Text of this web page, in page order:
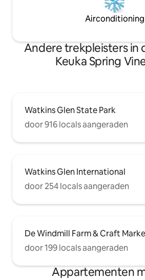
Airconditioning
Andere trekpleisters in
Keuka Spring
Watkins Glen State Park
door 916 locals aangeraden
Watkins Glen International
door 254 locals aangeraden
De Windmill Farm & Craft
door 199 locals aangeraden
Appartementen